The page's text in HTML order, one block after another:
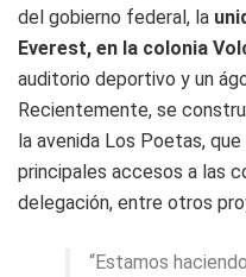
del gobierno federal, la
Everest, en la colonia
auditorio deportivo y un
Recientemente, se
la avenida Los Poetas,
principales accesos a las
delegación, entre otros
“Estamos